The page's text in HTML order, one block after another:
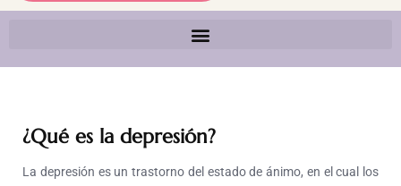
¿Qué es la depresión?
La depresión es un trastorno del estado de ánimo, en el cual los